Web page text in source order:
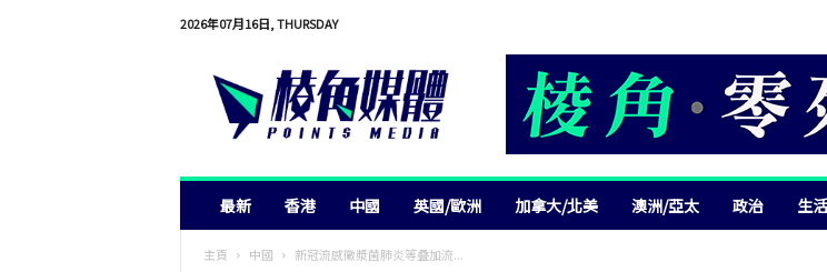
2026年07月16日, THURSDAY
最新 香港 中國 英國/歐洲 加拿大/北美 澳洲/亞太 政治 生活
主頁 中國 新冠流感黴漿菌肺炎等叠加流...